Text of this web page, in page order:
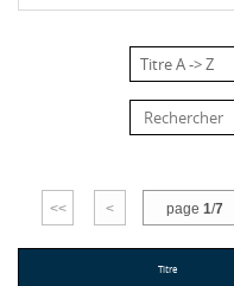
<< < page 1/7
Titre